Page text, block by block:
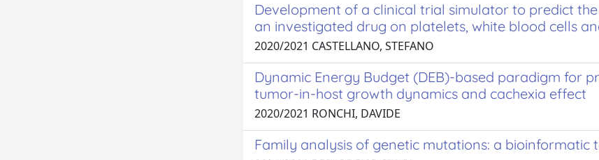
Development of a clinical trial simulator to predict
an investigated drug on platelets, white blood cells
2020/2021 CASTELLANO, STEFANO
Dynamic Energy Budget (DEB)-based paradigm for
tumor-in-host growth dynamics and cachexia effect
2020/2021 RONCHI, DAVIDE
Family analysis of genetic mutations: a